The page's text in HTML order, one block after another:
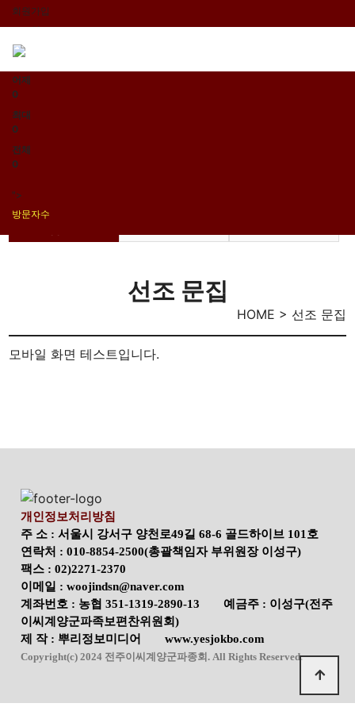
회원가입
로그인
오늘
0
어제
0
최대
0
전체
0
">
방문자수
선조 문집
HOME > 선조 문집
모바일 화면 테스트입니다.
개인정보처리방침
주 소 : 서울시 강서구 양천로49길 68-6 골드하이브 101호
연락처 : 010-8854-2500(총괄책임자 부위원장 이성구)
팩스 : 02)2271-2370
이메일 : woojindsn@naver.com
계좌번호 : 농협 351-1319-2890-13 예금주 : 이성구(전주
이씨계양군파족보편찬위원회)
제 작 : 뿌리정보미디어 www.yesjokbo.com
Copyright(c) 2024 전주이씨계양군파종회. All Rights Reserved.